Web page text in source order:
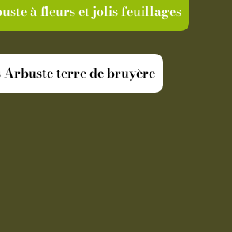
à fleurs et jolis feuillages
Arbuste terre de bruyère